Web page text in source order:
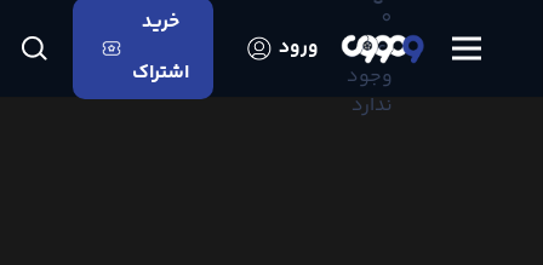
0
اعلانی
وجود
ندارد
ورود
خرید
اشتراک